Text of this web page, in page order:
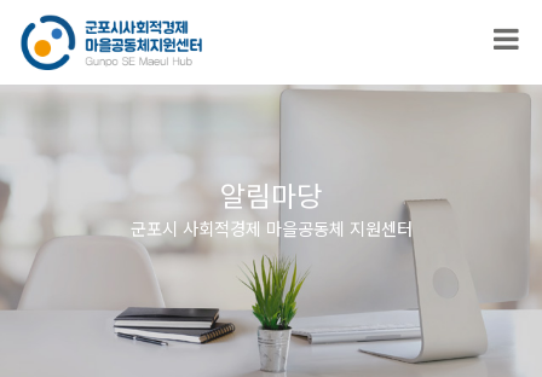
알림마당
군포시 사회적경제 마을공동체 지원센터